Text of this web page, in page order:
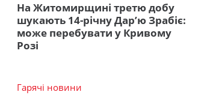
На Житомирщині третю добу
шукають 14-річну Дар’ю Зрабіє:
може перебувати у Кривому
Розі
Гарячі новини